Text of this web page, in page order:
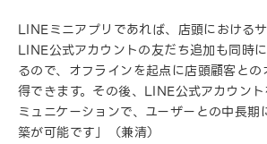
LINEミニアプリであれば、店頭における
LINE公式アカウントの友だち追加も同時
るので、オフラインを起点に店頭顧客と
得できます。その後、LINE公式アカウン
ミュニケーションで、ユーザーとの中長期
築が可能です」（兼清）